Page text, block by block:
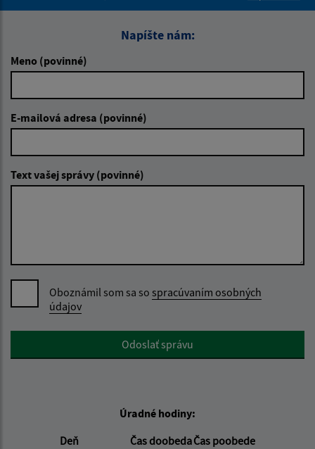
Napíšte nám:
Meno (povinné)
E-mailová adresa (povinné)
Text vašej správy (povinné)
Oboznámil som sa so spracúvaním osobných
údajov
Google reCaptcha ResponseOdoslať správu
Úradné hodiny:
Deň
Čas doobedaČas poobede